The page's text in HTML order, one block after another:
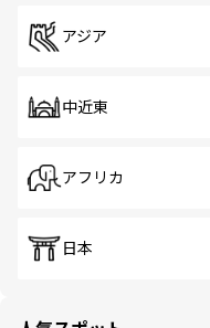
アジア
中近東
アフリカ
日本